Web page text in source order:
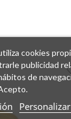
cookies
publicidad
de